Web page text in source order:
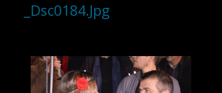
_Dsc0184.Jpg